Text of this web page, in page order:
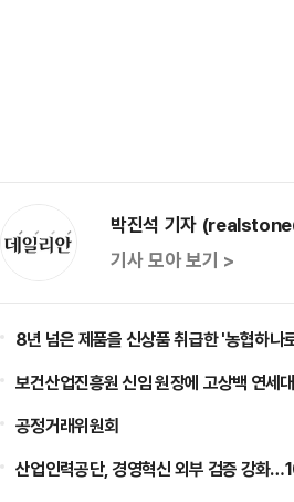
박진석 기자
기사 모아 보기 >
8년 넘은 제품을 신상품 취급한 '농협하
보건산업진흥원 신임 원장에 고상백 연세
공정거래위원회
산업인력공단, 경영혁신 외부 검증 강화